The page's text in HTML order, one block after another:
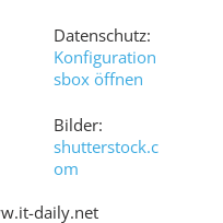
Datenschutz:
Konfiguration
sbox öffnen
Bilder:
shutterstock.c
om
daily.net